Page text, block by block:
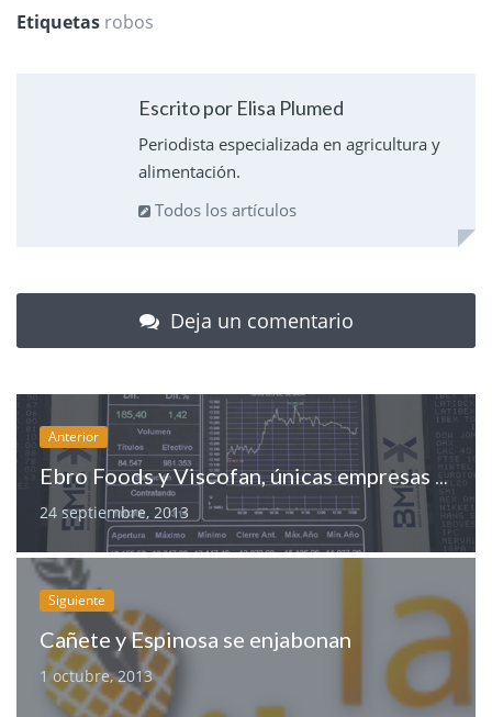
Etiquetas robos
Escrito por Elisa Plumed
Periodista especializada en agricultura y
alimentación.
Todos los artículos
Deja un comentario
Anterior
Ebro Foods y Viscofan, únicas empresas agroalimentarias en el IBEX 35
24 septiembre, 2013
Siguiente
Cañete y Espinosa se enjabonan
1 octubre, 2013